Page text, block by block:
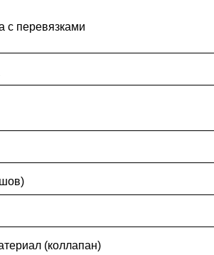
с перевязками
(коллапан)